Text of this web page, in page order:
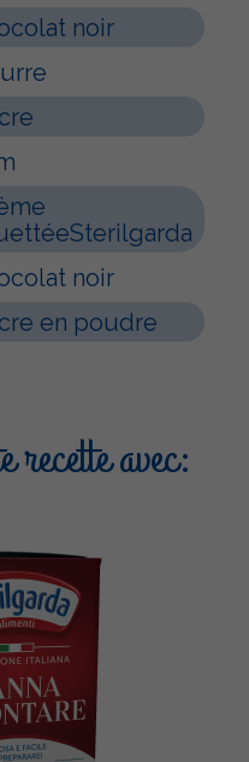
noir
noir
en poudre
recette avec: